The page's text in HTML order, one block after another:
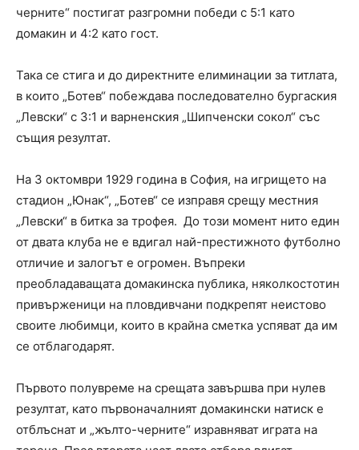
черните“ постигат разгромни победи с 5:1 като
домакин и 4:2 като гост.
Така се стига и до директните елиминации за титлата,
в които „Ботев“ побеждава последователно бургаския
„Левски“ с 3:1 и варненския „Шипченски сокол“ със
същия резултат.
На 3 октомври 1929 година в София, на игрището на
стадион „Юнак“, „Ботев“ се изправя срещу местния
„Левски“ в битка за трофея. До този момент нито един
от двата клуба не е вдигал най-престижното футболно
отличие и залогът е огромен. Въпреки
преобладаващата домакинска публика, няколкостотин
привърженици на пловдивчани подкрепят неистово
своите любимци, които в крайна сметка успяват да им
се отблагодарят.
Първото полувреме на срещата завършва при нулев
резултат, като първоначалният домакински натиск е
отблъснат и „жълто-черните“ изравняват играта на